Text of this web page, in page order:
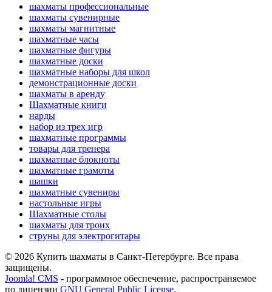
шахматы профессиональные
шахматы сувенирные
шахматы магнитные
шахматные часы
шахматные фигуры
шахматные доски
шахматные наборы для школ
демонстрационные доски
шахматы в аренду
Шахматные книги
нарды
набор из трех игр
шахматные программы
товары для тренера
шахматные блокноты
шахматные грамоты
шашки
шахматные сувениры
настольные игры
Шахматные столы
шахматы для троих
струны для электрогитары
© 2026 Купить шахматы в Санкт-Петербурге. Все права
защищены.
Joomla! CMS - программное обеспечение, распространяемое
по лицензии GNU General Public License.